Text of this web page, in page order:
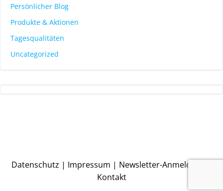
Persönlicher Blog
Produkte & Aktionen
Tagesqualitäten
Uncategorized
Datenschutz | Impressum | Newsletter-Anmeldung
Kontakt